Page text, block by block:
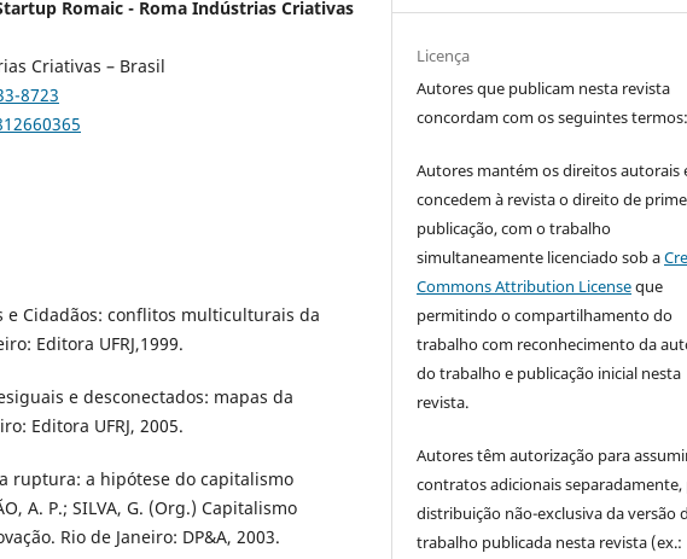
Romaic - Roma Indústrias Criativas
Criativas – Brasil
8723
e Cidadãos: conflitos multiculturais da
Editora UFRJ,1999.
e desconectados: mapas da
Editora UFRJ, 2005.
ruptura: a hipótese do capitalismo
A. P.; SILVA, G. (Org.) Capitalismo
Rio de Janeiro: DP&A, 2003.
Licença
Autores que publicam nesta revista
concordam com os seguintes termos:
Autores mantém os direitos autorais
concedem à revista o direito de
publicação, com o trabalho
simultaneamente licenciado sob a
Commons Attribution Licenseque
permitindo o compartilhamento do
trabalho com reconhecimento da
do trabalho e publicação inicial nesta
revista.
Autores têm autorização para
contratos adicionais separadamente,
distribuição não-exclusiva da versão
trabalho publicada nesta revista (ex.: